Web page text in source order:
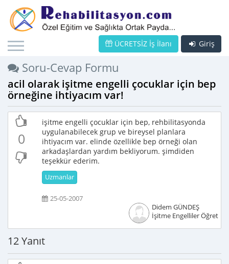
Giriş
ÜCRETSİZ İş İlanı
Soru-Cevap Formu
acil olarak işitme engelli çocuklar için bep
örneğine ihtiyacım var!
0
işitme engelli çocuklar için bep, rehbilitasyonda
uygulanabilecek grup ve bireysel planlara
ihtiyacım var. elinde özellikle bep örneği olan
arkadaşlardan yardım bekliyorum. şimdiden
teşekkür ederim.
Uzmanlar
25-05-2007
Didem GÜNDEŞ
İşitme Engelliler
12 Yanıt